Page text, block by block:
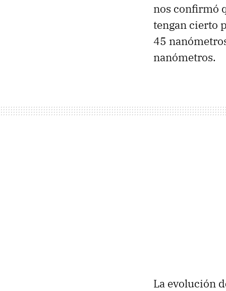
nos confirmó
tengan cierto
45
nanómetros.
La evolución